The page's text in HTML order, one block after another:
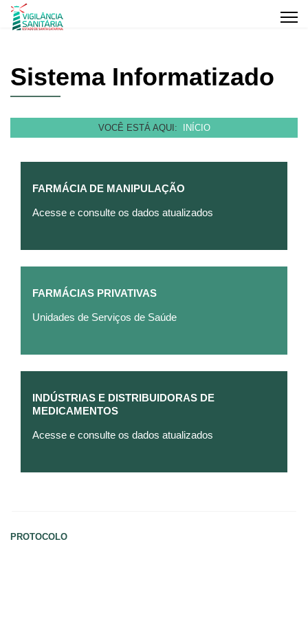
Sistema Informatizado
VOCÊ ESTÁ AQUI: INÍCIO
FARMÁCIA DE MANIPULAÇÃO
Acesse e consulte os dados atualizados
FARMÁCIAS PRIVATIVAS
Unidades de Serviços de Saúde
INDÚSTRIAS E DISTRIBUIDORAS DE
MEDICAMENTOS
Acesse e consulte os dados atualizados
PROTOCOLO